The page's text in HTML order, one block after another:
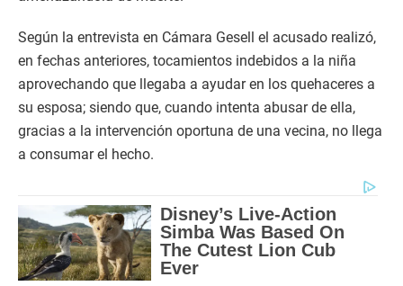
Según la entrevista en Cámara Gesell el acusado realizó,
en fechas anteriores, tocamientos indebidos a la niña
aprovechando que llegaba a ayudar en los quehaceres a
su esposa; siendo que, cuando intenta abusar de ella,
gracias a la intervención oportuna de una vecina, no llega
a consumar el hecho.